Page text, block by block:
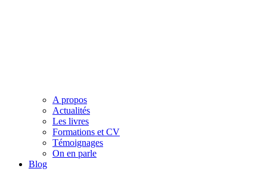
A propos
Actualités
Les livres
Formations et CV
Témoignages
On en parle
Blog